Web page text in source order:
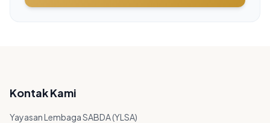
Kontak Kami
Yayasan Lembaga SABDA (YLSA)